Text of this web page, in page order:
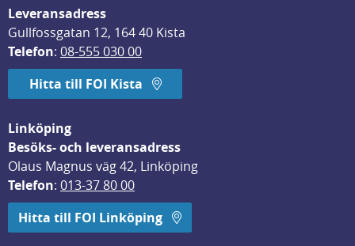
Leveransadress
Gullfossgatan 12, 164 40 Kista
Telefon: 08-555 030 00
Hitta till FOI Kista
Linköping
Besöks- och leveransadress
Olaus Magnus väg 42, Linköping
Telefon: 013-37 80 00
Hitta till FOI Linköping